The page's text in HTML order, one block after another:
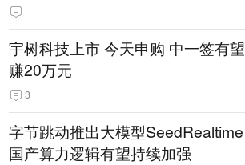
宇树科技上市 今天申购 中一签有望
赚20万元
3
字节跳动推出大模型SeedRealtime
国产算力逻辑有望持续加强